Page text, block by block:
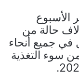
الأسبوع
إنه تم تحديد نحو 10 آلاف حالة من
في جميع أنحاء
ذلك 1600 حالة من سوء التغذية